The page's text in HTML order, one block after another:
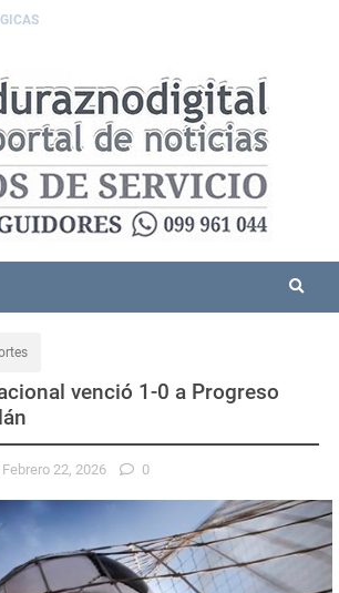
venció 1-0 a Progreso
Febrero 22, 2026 0